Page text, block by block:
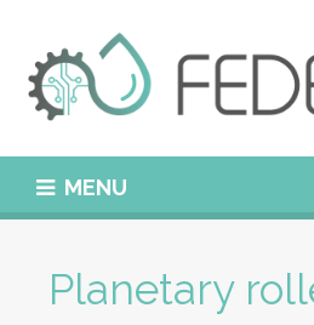
MENU
Planetary